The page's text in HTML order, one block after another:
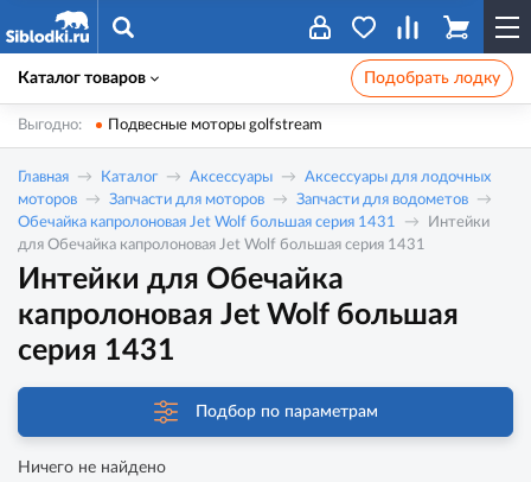
Каталог товаров Подобрать лодку
Выгодно: Подвесные моторы golfstream
Главная Каталог Аксессуары
Аксессуары для лодочных
моторов
Запчасти для моторов
Запчасти для водометов
Обечайка капролоновая Jet Wolf большая серия 1431
Интейки
для Обечайка капролоновая Jet Wolf большая серия 1431
Интейки для Обечайка
капролоновая Jet Wolf большая
серия 1431
Подбор по параметрам
Ничего не найдено